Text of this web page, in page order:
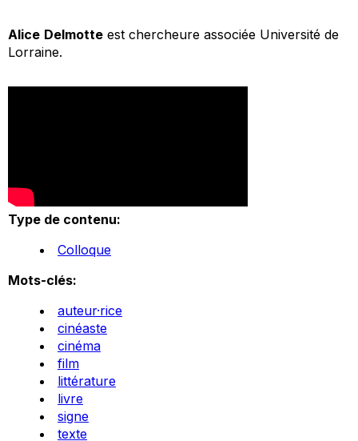
Alice Delmotte est chercheure associée Université de
Lorraine.
Type de contenu:
Colloque
Mots-clés:
auteur·rice
cinéaste
cinéma
film
littérature
livre
signe
texte